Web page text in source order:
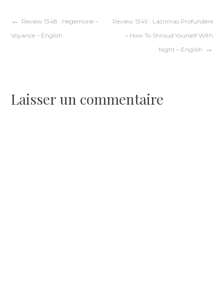
Navigation
Review 1348 : Hegemone –
Voyance – English
Review 1349 : Lacrimas Profundere
– How To Shroud Yourself With
Night – English
Laisser un commentaire